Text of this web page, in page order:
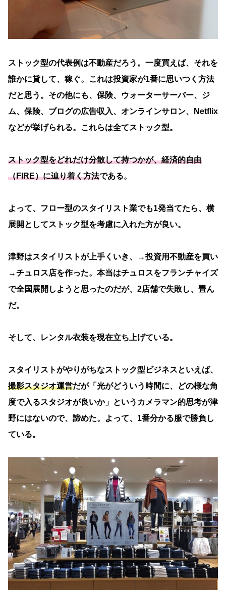
ストック型の代表例は不動産だろう。一度買えば、それを
誰かに貸して、稼ぐ。これは投資家が1番に思いつく方法
だと思う。その他にも、保険、ウォーターサーバー、ジ
ム、保険、ブログの広告収入、オンラインサロン、Netflix
などが挙げられる。これらは全てストック型。
ストック型をどれだけ分散して持つかが、経済的自由
（FIRE）に辿り着く方法である。
よって、フロー型のスタイリスト業でも1発当てたら、横
展開としてストック型を考慮に入れた方が良い。
津野はスタイリストが上手くいき、→投資用不動産を買い
→チュロス店を作った。本当はチュロスをフランチャイズ
で全国展開しようと思ったのだが、2店舗で失敗し、畳ん
だ。
そして、レンタル衣装を現在立ち上げている。
スタイリストがやりがちなストック型ビジネスといえば、
撮影スタジオ運営だが「光がどういう時間に、どの様な角
度で入るスタジオが良いか」というカメラマン的思考が津
野にはないので、諦めた。よって、1番分かる服で勝負し
ている。